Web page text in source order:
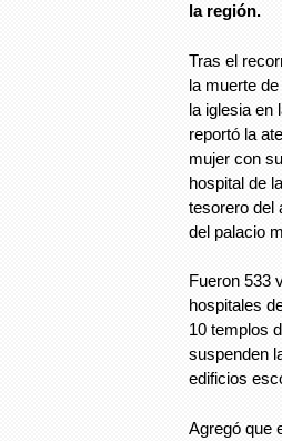
la región.
Tras el
la muerte
la iglesia en
reportó la
mujer con
hospital de
tesorero del
del palacio
Fueron 533
hospitales
10 templos
suspenden
edificios
Agregó que